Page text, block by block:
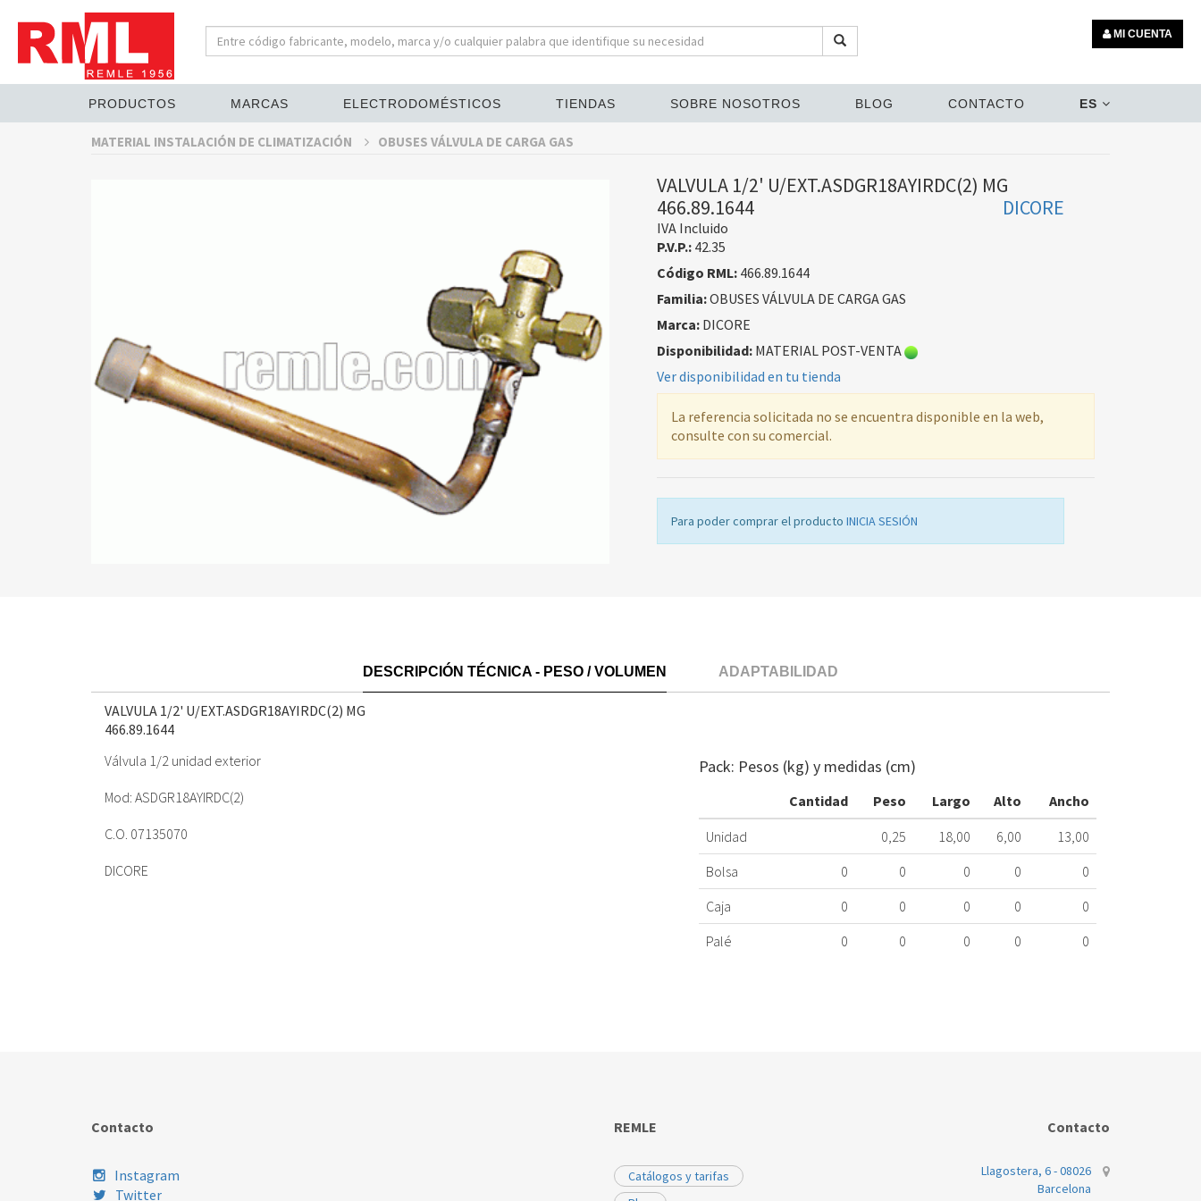
MI CUENTA
PRODUCTOS MARCAS ELECTRODOMÉSTICOS TIENDAS SOBRE NOSOTROS BLOG CONTACTO ES
MATERIAL INSTALACIÓN DE CLIMATIZACIÓN OBUSES VÁLVULA DE CARGA GAS
VALVULA 1/2' U/EXT.ASDGR18AYIRDC(2) MG
466.89.1644
DICORE
IVA Incluido
P.V.P.: 42.35
Código RML:466.89.1644
Familia:OBUSES VÁLVULA DE CARGA GAS
Marca:DICORE
Disponibilidad:MATERIAL POST-VENTA
Ver disponibilidad en tu tienda
La referencia solicitada no se encuentra disponible en la web,
consulte con su comercial.
Para poder comprar el producto INICIA SESIÓN
DESCRIPCIÓN TÉCNICA - PESO / VOLUMEN ADAPTABILIDAD
VALVULA 1/2' U/EXT.ASDGR18AYIRDC(2) MG
466.89.1644
Válvula 1/2 unidad exterior
Mod: ASDGR18AYIRDC(2)
C.O. 07135070
DICORE
Pack: Pesos (kg) y medidas (cm)
Cantidad Peso Largo Alto
Ancho
Unidad
0,25 18,00 6,00
13,00
Bolsa
0 0 0 0
0
Caja
0 0 0 0
0
Palé
0 0 0 0 0
Contacto
Instagram
Twitter
REMLE
Catálogos y tarifas
Contacto
Llagostera, 6 - 08026
Barcelona